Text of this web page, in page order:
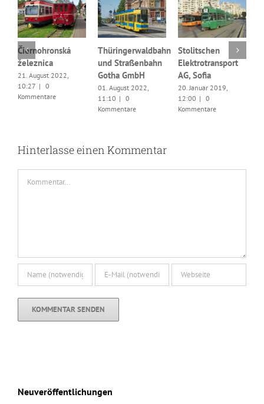
Čiernohronská
železnica
21. August 2022,
10:27 | 0
Kommentare
Thüringerwaldbahn
und Straßenbahn
Gotha GmbH
01. August 2022,
11:10 | 0
Kommentare
Stolitschen
Elektrotransport
AG, Sofia
20. Januar 2019,
12:00 | 0
Kommentare
Hinterlasse einen Kommentar
Neuveröffentlichungen